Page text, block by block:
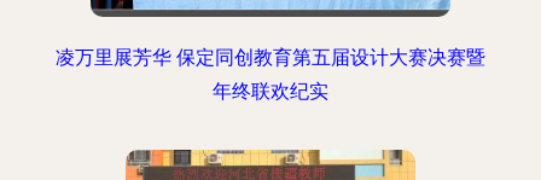
凌万里展芳华 保定同创教育第五届设计大赛决赛暨
年终联欢纪实